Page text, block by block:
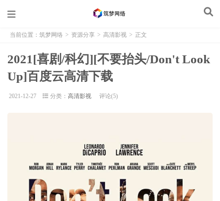
当前位置： 筑梦网络 > 资源分享 > 高清影视 > 正文
2021[喜剧/科幻][不要抬头/Don't Look
Up]百度云高清下载
2021-12-27 分类： 高清影视 评论(5)